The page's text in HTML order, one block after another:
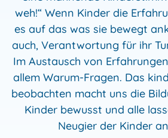
weh!“ Wenn Kinder die
es auf das was sie bewegt
auch, Verantwortung für ihr
Im Austausch von
allem Warum-Fragen. Das
beobachten macht uns die
Kinder bewusst und alle
Neugier der Kinder